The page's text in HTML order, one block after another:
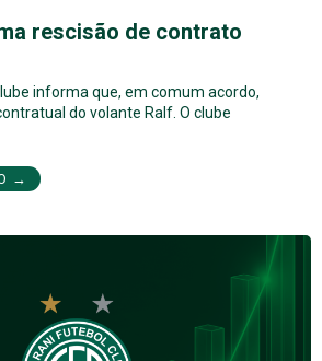
rescisão de contrato
informa que, em comum acordo,
do volante Ralf. O clube
→